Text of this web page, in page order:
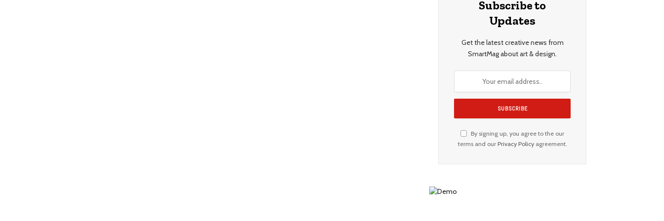
Subscribe to
Updates
Get the latest creative news from
SmartMag about art & design.
By signing up, you agree to the our
terms and our Privacy Policyagreement.